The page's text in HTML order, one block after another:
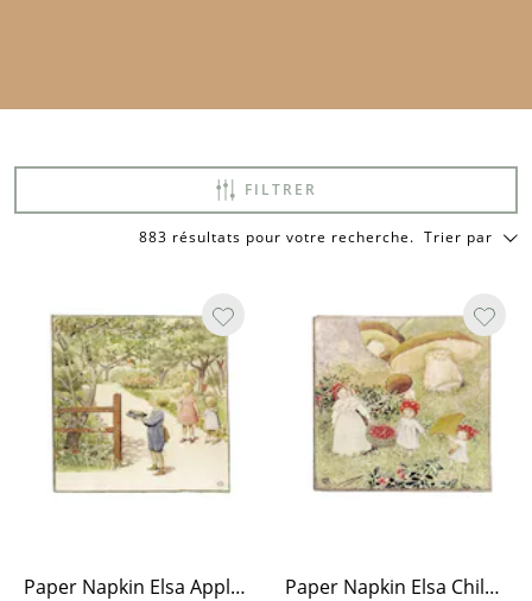
FILTRER
883 résultats pour votre recherche. Trier par
Paper Napkin Elsa Apple Grove Paper Napkin Elsa Children of the Forest